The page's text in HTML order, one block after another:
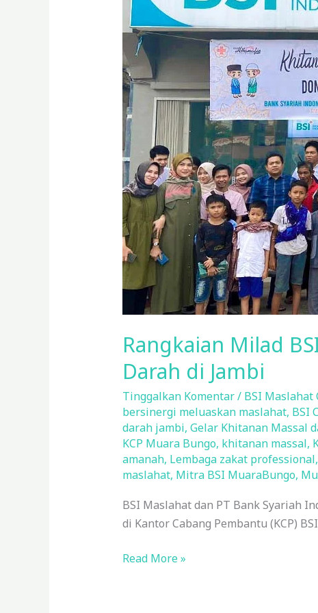
Rangkaian Milad
Darah di Jambi
Tinggalkan Komentar/ BSI Maslahat
bersinergi meluaskan maslahat, BSI
darah jambi, Gelar Khitanan Massal
KCP Muara Bungo, khitanan massal,
amanah, Lembaga zakat professional,
maslahat, Mitra BSI MuaraBungo,
BSI Maslahat dan PT Bank Syariah
di Kantor Cabang Pembantu (KCP)
Maslahat
Gelar
Khitanan
Massal
dan
Donor
Darah
di
Jambi
Read More »